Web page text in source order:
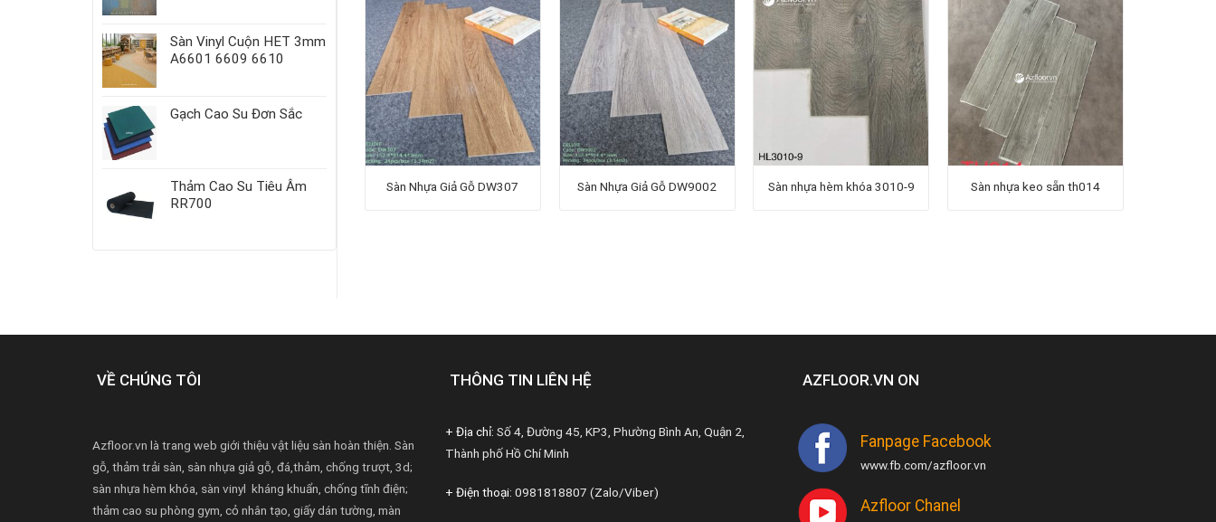
Sàn Vinyl Cuộn HET 3mm
A6601 6609 6610
Gạch Cao Su Đơn Sắc
Thảm Cao Su Tiêu Âm
RR700
Sàn Nhựa Giả Gỗ DW307 Sàn Nhựa Giả Gỗ DW9002 Sàn nhựa hèm khóa 3010-9 Sàn nhựa keo sẵn th014
Sàn nhựa giả gỗ AW1081
VỀ CHÚNG TÔI
Azfloor.vn là trang web giới thiệu vật liệu sàn hoàn thiện. Sàn
gỗ, thảm trải sàn, sàn nhựa giả gỗ, đá,thảm, chống trượt, 3d;
sàn nhựa hèm khóa, sàn vinyl kháng khuẩn, chống tĩnh điện;
thảm cao su phòng gym, cỏ nhân tạo, giấy dán tường, màn
THÔNG TIN LIÊN HỆ
+ Địa chỉ: Số 4, Đường 45, KP3, Phường Bình An, Quận 2,
Thành phố Hồ Chí Minh
+ Điện thoại: 0981818807 (Zalo/Viber)
AZFLOOR.VN ON
Fanpage Facebook
www.fb.com/azfloor.vn
Azfloor Chanel